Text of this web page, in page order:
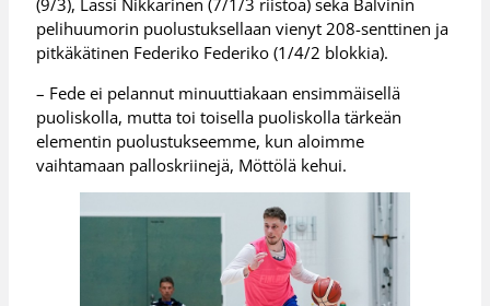
(9/3), Lassi Nikkarinen (7/1/3 riistoa) sekä Balvinin
pelihuumorin puolustuksellaan vienyt 208-senttinen ja
pitkäkätinen Federiko Federiko (1/4/2 blokkia).
– Fede ei pelannut minuuttiakaan ensimmäisellä
puoliskolla, mutta toi toisella puoliskolla tärkeän
elementin puolustukseemme, kun aloimme
vaihtamaan palloskriinejä, Möttölä kehui.